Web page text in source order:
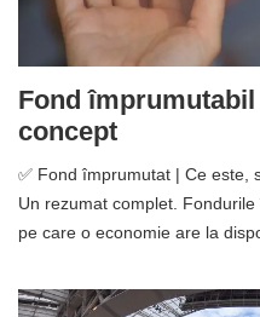
Fond
concept
✅ Fond împrumutat | Ce este,
Un rezumat complet.
pe care o economie are la